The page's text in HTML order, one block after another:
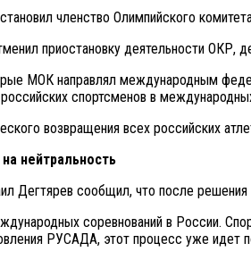
членство Олимпийского
приостановку деятельности ОКР,
МОК направлял международным
спортсменов в
возвращения всех российских
нейтральность
Дегтярев сообщил, что после
соревнований в России.
РУСАДА, этот процесс уже